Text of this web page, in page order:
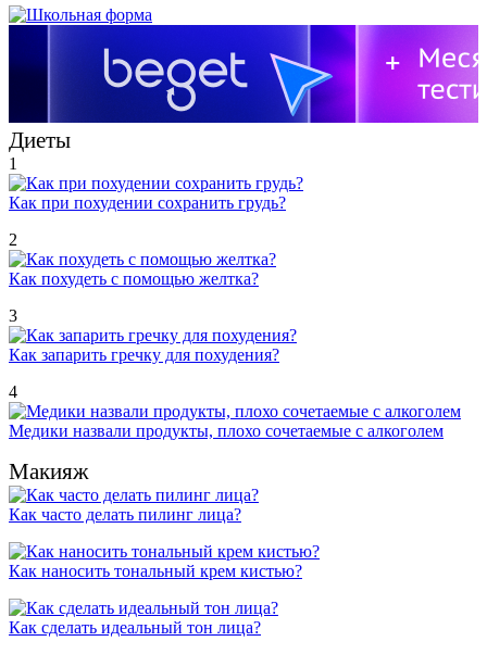
Диеты
1
Как при похудении сохранить грудь?
2
Как похудеть с помощью желтка?
3
Как запарить гречку для похудения?
4
Медики назвали продукты, плохо сочетаемые с алкоголем
Макияж
Как часто делать пилинг лица?
Как наносить тональный крем кистью?
Как сделать идеальный тон лица?